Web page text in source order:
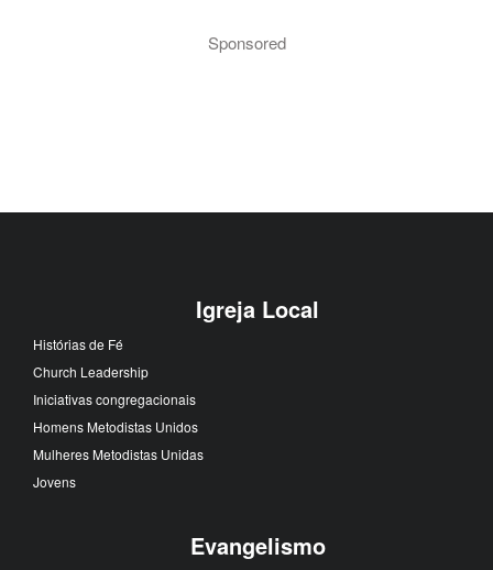
Sponsored
Igreja Local
Histórias de Fé
Church Leadership
Iniciativas congregacionais
Homens Metodistas Unidos
Mulheres Metodistas Unidas
Jovens
Evangelismo